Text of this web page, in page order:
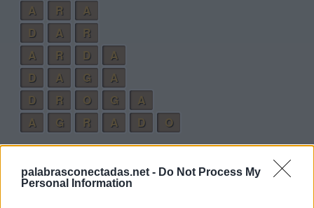
palabrasconectadas.net - Do Not Process My
Personal Information
A
R
A
D
A
R
A
R D
A
D
A G
A
D
R O G
A
A
G R A D
O
A
R
O